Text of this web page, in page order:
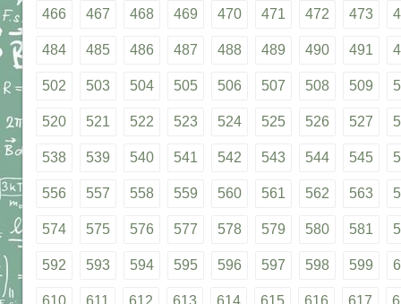
466 467 468 469 470 471 472 473
484 485 486 487 488 489 490 491
502 503 504 505 506 507 508 509
520 521 522 523 524 525 526 527
538 539 540 541 542 543 544 545
556 557 558 559 560 561 562 563
574 575 576 577 578 579 580 581
592 593 594 595 596 597 598 599